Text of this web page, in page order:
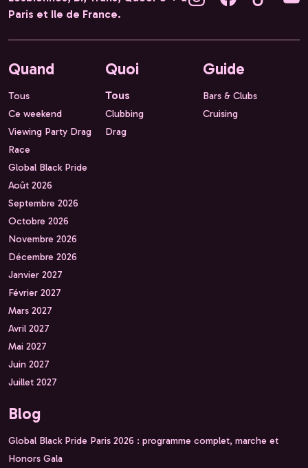
Paris et Ile de France.
Quand
Tous
Ce weekend
Viewing Party Drag
Race
Global Black Pride
Août 2026
Septembre 2026
Octobre 2026
Novembre 2026
Décembre 2026
Janvier 2027
Février 2027
Mars 2027
Avril 2027
Mai 2027
Juin 2027
Juillet 2027
Quoi
Tous
Clubbing
Drag
Guide
Bars & Clubs
Cruising
Blog
Global Black Pride Paris 2026 : programme complet, marche et
Honors Gala